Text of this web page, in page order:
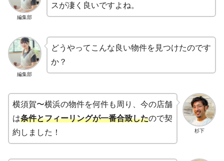
編集部
スが凄く良いですよね。
編集部
どうやってこんな良い物件を見つけたのです
か？
杉下
横須賀〜横浜の物件を何件も周り、今の店舗
は条件とフィーリングが一番合致したので契
約しました！